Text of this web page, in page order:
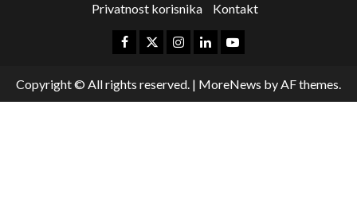
Privatnost korisnika
Kontakt
Copyright © All rights reserved. | MoreNews by AF themes.